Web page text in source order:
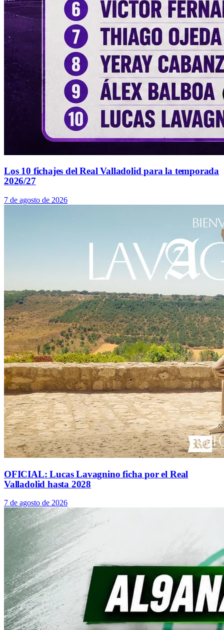
Los 10 fichajes del Real Valladolid para la temporada
2026/27
7 de agosto de 2026
OFICIAL: Lucas Lavagnino ficha por el Real
Valladolid hasta 2028
7 de agosto de 2026